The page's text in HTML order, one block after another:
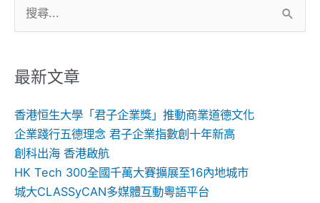
尋
鍵
最新文章
香港恒生大學「君子企業獎」推動商業道德文化
企業踐行五德理念 君子企業指數創十年新高
創科出海 香港啟航
HK Tech 300全國千萬大賽擴展至16內地城市
城大CLASSyCAN多媒體互動粵語平台